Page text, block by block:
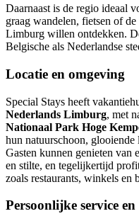
Daarnaast is de regio ideaal
graag wandelen, fietsen of
Limburg willen ontdekken.
Belgische als Nederlandse
Locatie en omgeving
Special Stays heeft
Nederlands Limburg, met
Nationaal Park Hoge
hun natuurschoon, glooiende
Gasten kunnen genieten van
en stilte, en tegelijkertijd
zoals restaurants, winkels en
Persoonlijke service